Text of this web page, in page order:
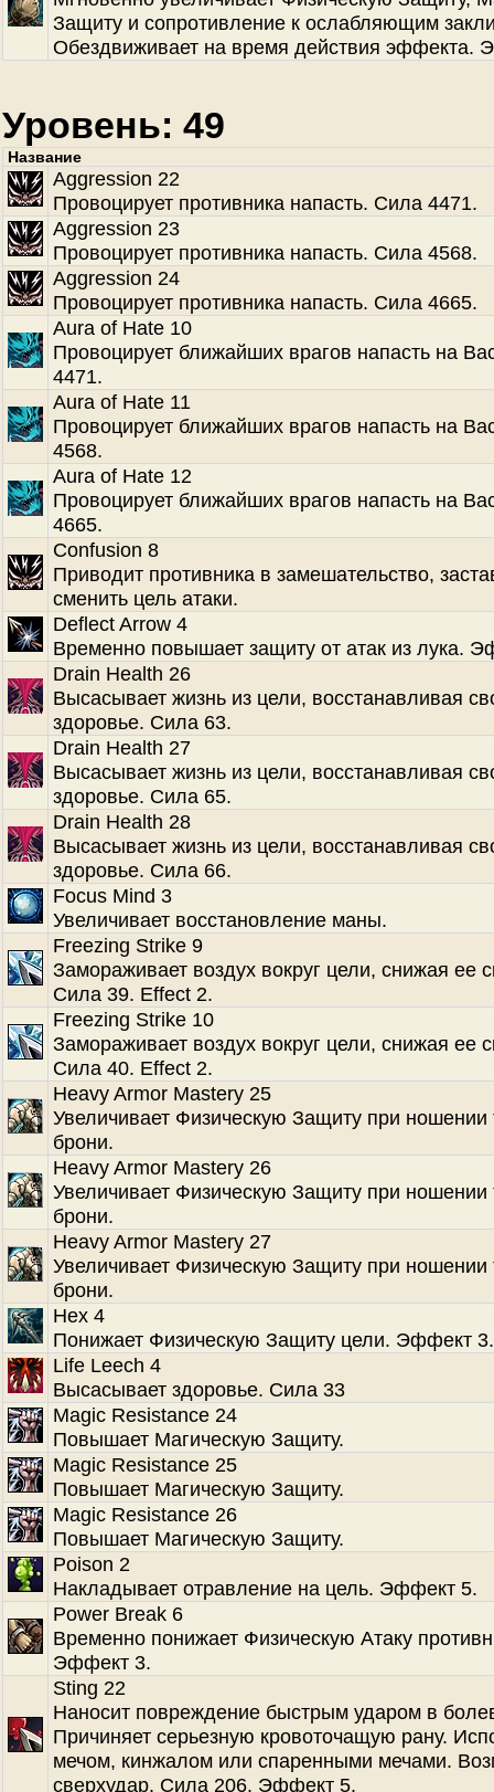
Защиту и сопротивление к ослабляющим
Обездвиживает на время действия эффекта.
Уровень: 49
Название
Aggression 22
Провоцирует противника напасть. Сила 4471.
Aggression 23
Провоцирует противника напасть. Сила 4568.
Aggression 24
Провоцирует противника напасть. Сила 4665.
Aura of Hate 10
Провоцирует ближайших врагов напасть на
4471.
Aura of Hate 11
Провоцирует ближайших врагов напасть на
4568.
Aura of Hate 12
Провоцирует ближайших врагов напасть на
4665.
Confusion 8
Приводит противника в замешательство,
сменить цель атаки.
Deflect Arrow 4
Временно повышает защиту от атак из лука.
Drain Health 26
Высасывает жизнь из цели, восстанавливая
здоровье. Сила 63.
Drain Health 27
Высасывает жизнь из цели, восстанавливая
здоровье. Сила 65.
Drain Health 28
Высасывает жизнь из цели, восстанавливая
здоровье. Сила 66.
Focus Mind 3
Увеличивает восстановление маны.
Freezing Strike 9
Замораживает воздух вокруг цели, снижая ее
Сила 39. Effect 2.
Freezing Strike 10
Замораживает воздух вокруг цели, снижая ее
Сила 40. Effect 2.
Heavy Armor Mastery 25
Увеличивает Физическую Защиту при ношении
брони.
Heavy Armor Mastery 26
Увеличивает Физическую Защиту при ношении
брони.
Heavy Armor Mastery 27
Увеличивает Физическую Защиту при ношении
брони.
Hex 4
Понижает Физическую Защиту цели. Эффект 3.
Life Leech 4
Высасывает здоровье. Сила 33
Magic Resistance 24
Повышает Магическую Защиту.
Magic Resistance 25
Повышает Магическую Защиту.
Magic Resistance 26
Повышает Магическую Защиту.
Poison 2
Накладывает отравление на цель. Эффект 5.
Power Break 6
Временно понижает Физическую Атаку
Эффект 3.
Sting 22
Наносит повреждение быстрым ударом в
Причиняет серьезную кровоточащую рану.
мечом, кинжалом или спаренными мечами.
сверхудар. Сила 206. Эффект 5.